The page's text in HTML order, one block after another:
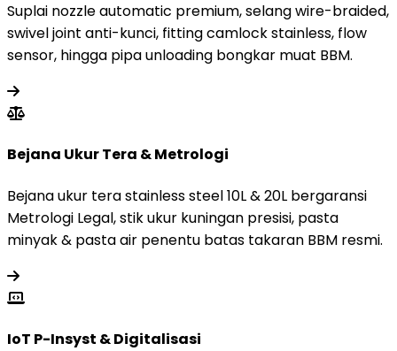
Suplai nozzle automatic premium, selang wire-braided,
swivel joint anti-kunci, fitting camlock stainless, flow
sensor, hingga pipa unloading bongkar muat BBM.
Bejana Ukur Tera & Metrologi
Bejana ukur tera stainless steel 10L & 20L bergaransi
Metrologi Legal, stik ukur kuningan presisi, pasta
minyak & pasta air penentu batas takaran BBM resmi.
IoT P-Insyst & Digitalisasi